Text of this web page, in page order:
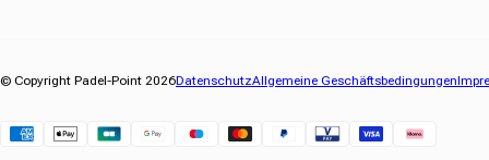
© Copyright Padel-Point 2026DatenschutzAllgemeine Geschäftsbedingungen